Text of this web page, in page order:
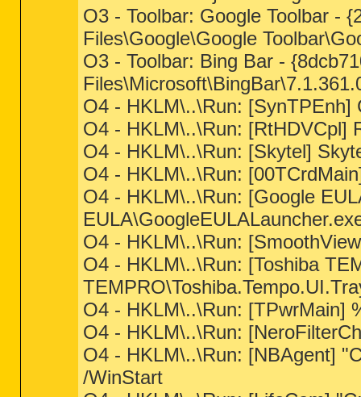
O3 - Toolbar: Google Toolbar -
Files\Google\Google
O3 - Toolbar: Bing Bar -
O4 - HKLM\..\Run:
O4 - HKLM\..\Run: [RtHDVCpl]
O4 - HKLM\..\Run: [Skytel]
O4 - HKLM\..\Run:
O4 - HKLM\..\Run: [Google
O4 - HKLM\..\Run:
O4 - HKLM\..\Run: [Toshiba
O4 - HKLM\..\Run: [TPwrMain]
O4 - HKLM\..\Run:
O4 - HKLM\..\Run: [NBAgent]
/WinStart